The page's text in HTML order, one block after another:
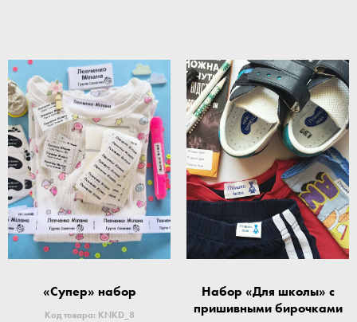
«Супер» набор
Код товара: KNKD_8
Набор «Для школы» с
пришивными бирочками